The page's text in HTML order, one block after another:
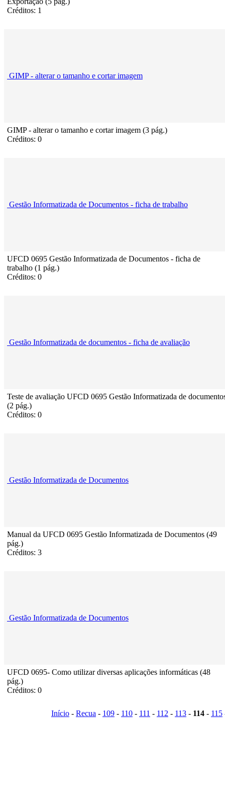
Créditos: 1
GIMP - alterar o tamanho e cortar imagem
GIMP - alterar o tamanho e cortar imagem (3 pág.)
Créditos: 0
Gestão Informatizada de Documentos - ficha de trabalho
UFCD 0695 Gestão Informatizada de Documentos - ficha de
trabalho (1 pág.)
Créditos: 0
Gestão Informatizada de documentos - ficha de avaliação
Teste de avaliação UFCD 0695 Gestão Informatizada de
(2 pág.)
Créditos: 0
Gestão Informatizada de Documentos
Manual da UFCD 0695 Gestão Informatizada de Documentos (49
pág.)
Créditos: 3
Gestão Informatizada de Documentos
UFCD 0695- Como utilizar diversas aplicações informáticas (48
pág.)
Créditos: 0
Início - Recua - 109 - 110 - 111 - 112 - 113 - 114 - 115